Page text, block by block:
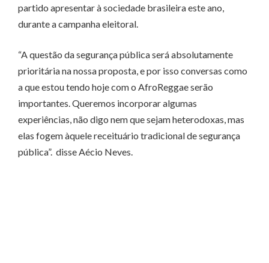
partido apresentar à sociedade brasileira este ano,
durante a campanha eleitoral.
“A questão da segurança pública será absolutamente
prioritária na nossa proposta, e por isso conversas como
a que estou tendo hoje com o AfroReggae serão
importantes. Queremos incorporar algumas
experiências, não digo nem que sejam heterodoxas, mas
elas fogem àquele receituário tradicional de segurança
pública”. disse Aécio Neves.